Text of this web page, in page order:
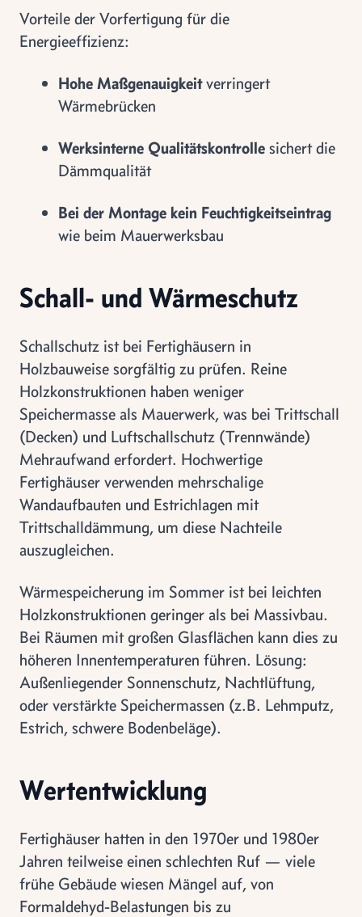
Vorteile der Vorfertigung für die
Energieeffizienz:
Hohe Maßgenauigkeitverringert
Wärmebrücken
Werksinterne Qualitätskontrolle sichert die
Dämmqualität
Bei der Montage kein Feuchtigkeitseintrag
wie beim Mauerwerksbau
Schall- und Wärmeschutz
Schallschutz ist bei Fertighäusern in
Holzbauweise sorgfältig zu prüfen. Reine
Holzkonstruktionen haben weniger
Speichermasse als Mauerwerk, was bei Trittschall
(Decken) und Luftschallschutz (Trennwände)
Mehraufwand erfordert. Hochwertige
Fertighäuser verwenden mehrschalige
Wandaufbauten und Estrichlagen mit
Trittschalldämmung, um diese Nachteile
auszugleichen.
Wärmespeicherung im Sommer ist bei leichten
Holzkonstruktionen geringer als bei Massivbau.
Bei Räumen mit großen Glasflächen kann dies zu
höheren Innentemperaturen führen. Lösung:
Außenliegender Sonnenschutz, Nachtlüftung,
oder verstärkte Speichermassen (z.B. Lehmputz,
Estrich, schwere Bodenbeläge).
Wertentwicklung
Fertighäuser hatten in den 1970er und 1980er
Jahren teilweise einen schlechten Ruf — viele
frühe Gebäude wiesen Mängel auf, von
Formaldehyd-Belastungen bis zu